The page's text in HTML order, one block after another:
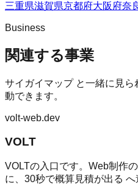
三重県滋賀県京都府大阪府奈
Business
関連する事業
サイガイマップと一緒に見ら
動できます。
volt-web.dev
VOLT
VOLTの入口です。Web制作
に、30秒で概算見積が出る